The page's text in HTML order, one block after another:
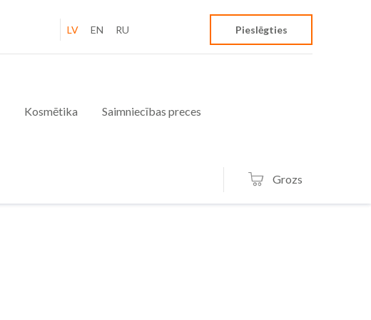
LV EN RU Pieslēgties
Kosmētika Saimniecības preces
Grozs